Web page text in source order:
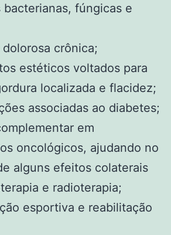
bacterianas, fúngicas e
crônica;
estéticos voltados para
localizada e flacidez;
associadas ao diabetes;
em
oncológicos, ajudando no
alguns efeitos colaterais
e radioterapia;
esportiva e reabilitação